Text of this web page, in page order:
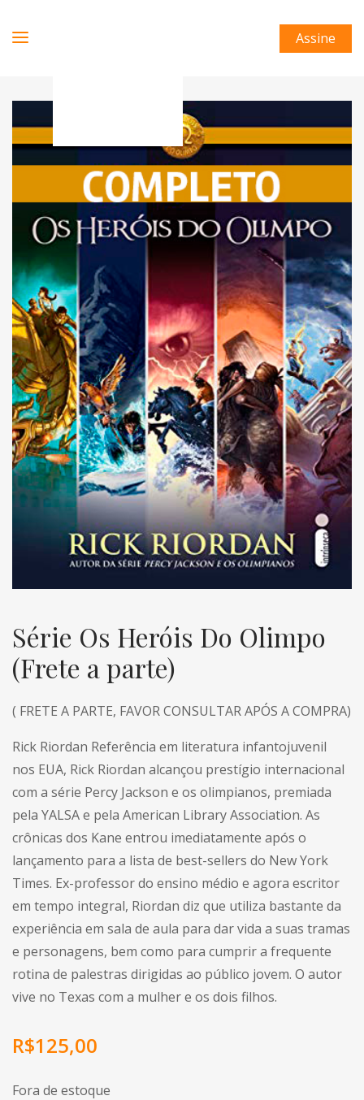
Assine
Série Os Heróis Do Olimpo
(Frete a parte)
( FRETE A PARTE, FAVOR CONSULTAR APÓS A COMPRA)
Rick Riordan Referência em literatura infantojuvenil
nos EUA, Rick Riordan alcançou prestígio internacional
com a série Percy Jackson e os olimpianos, premiada
pela YALSA e pela American Library Association. As
crônicas dos Kane entrou imediatamente após o
lançamento para a lista de best-sellers do New York
Times. Ex-professor do ensino médio e agora escritor
em tempo integral, Riordan diz que utiliza bastante da
experiência em sala de aula para dar vida a suas tramas
e personagens, bem como para cumprir a frequente
rotina de palestras dirigidas ao público jovem. O autor
vive no Texas com a mulher e os dois filhos.
R$125,00
Fora de estoque